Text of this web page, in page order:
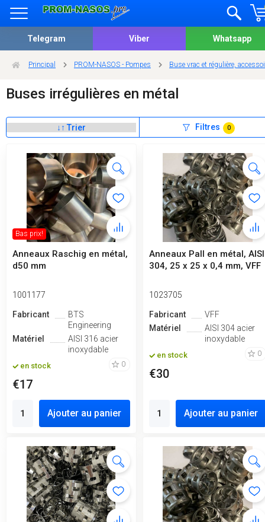
Telegram Viber Whatsapp
Principal PROM-NASOS - Pompes Buse vrac et régulière,
Buses irrégulières en métal
Filtres 0
Bas prix!
Anneaux Raschig en métal,
d50 mm
1001177
Fabricant
BTS
Engineering
Matériel
AISI 316 acier
inoxydable
en stock 0
€17
Ajouter au panier
Anneaux Pall en métal, AISI
304, 25 x 25 x 0,4 mm, VFF
1023705
Fabricant
VFF
Matériel
AISI 304 acier
inoxydable
en stock 0
€30
Ajouter au panier